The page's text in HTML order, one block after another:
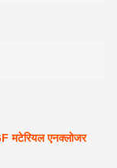
मटेरियल एनक्लोजर